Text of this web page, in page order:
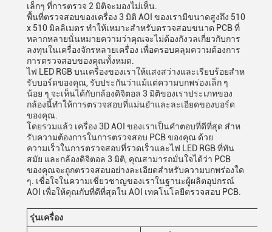
เล็กๆ ที่การตรวจ 2 มิติจะมองไม่เห็น.
พื้นที่ตรวจสอบของเครื่อง 3 มิติ AOI ของเรามีขนาดสูงถึง 510
x 510 มิลลิเมตร ทําให้เหมาะสําหรับตรวจสอบขนาด PCB ที่
หลากหลายนั่นหมายความว่าคุณจะไม่ต้องกังวลเกี่ยวกับการ
ลงทุนในเครื่องจักรหลายเครื่อง เพื่อครอบคลุมความต้องการ
การตรวจสอบของคุณทั้งหมด.
ไฟ LED RGB บนเครื่องของเราให้แสงสว่างและเรียบร้อยสําห
รับบอร์ดของคุณ, รับประกันว่าแม้แต่ความบกพร่องเล็ก ๆ
น้อย ๆ จะเห็นได้กับกล้องดิจิตอล 3 มิติของเราประเภทของ
กล้องนี้ทําให้การตรวจสอบที่แม่นยําและละเอียดของบอร์ด
ของคุณ.
โดยรวมแล้ว เครื่อง 3D AOI ของเราเป็นคําตอบที่ดีที่สุด สําห
รับความต้องการในการตรวจสอบ PCB ของคุณ ด้วย
ความเร็วในการตรวจสอบที่รวดเร็วและไฟ LED RGB ที่ทัน
สมัย และกล้องดิจิตอล 3 มิติ, คุณสามารถมั่นใจได้ว่า PCB
ของคุณจะถูกตรวจสอบอย่างละเอียดสําหรับความบกพร่องใด
ๆ. เชื่อใจในความเชี่ยวชาญของเราในฐานะผู้ผลิตอุปกรณ์
AOI เพื่อให้คุณกับที่ดีที่สุดใน AOI เทคโนโลยีตรวจสอบ PCB.
รุ่นเครื่อง